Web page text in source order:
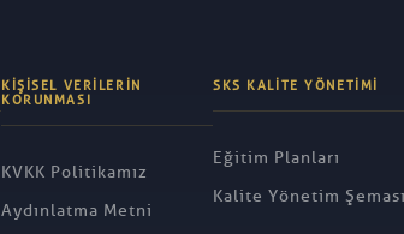
KIŞISEL VERILERIN
KORUNMASI
KVKK Politikamız
Aydınlatma Metni
SKS KALITE YÖNETIMI
Eğitim Planları
Kalite Yönetim Şeması